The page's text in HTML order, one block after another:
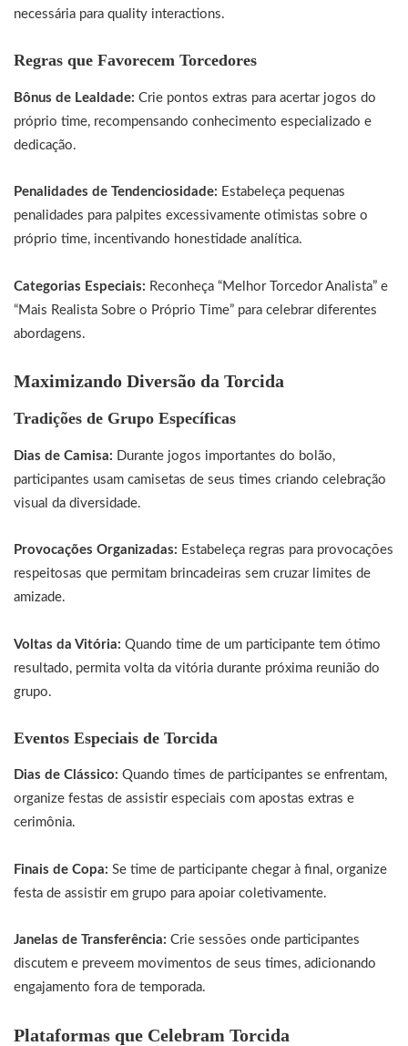
necessária para quality interactions.
Regras que Favorecem Torcedores
Bônus de Lealdade: Crie pontos extras para acertar jogos do
próprio time, recompensando conhecimento especializado e
dedicação.
Penalidades de Tendenciosidade: Estabeleça pequenas
penalidades para palpites excessivamente otimistas sobre o
próprio time, incentivando honestidade analítica.
Categorias Especiais: Reconheça “Melhor Torcedor Analista” e
“Mais Realista Sobre o Próprio Time” para celebrar diferentes
abordagens.
Maximizando Diversão da Torcida
Tradições de Grupo Específicas
Dias de Camisa: Durante jogos importantes do bolão,
participantes usam camisetas de seus times criando celebração
visual da diversidade.
Provocações Organizadas: Estabeleça regras para provocações
respeitosas que permitam brincadeiras sem cruzar limites de
amizade.
Voltas da Vitória: Quando time de um participante tem ótimo
resultado, permita volta da vitória durante próxima reunião do
grupo.
Eventos Especiais de Torcida
Dias de Clássico: Quando times de participantes se enfrentam,
organize festas de assistir especiais com apostas extras e
cerimônia.
Finais de Copa: Se time de participante chegar à final, organize
festa de assistir em grupo para apoiar coletivamente.
Janelas de Transferência: Crie sessões onde participantes
discutem e preveem movimentos de seus times, adicionando
engajamento fora de temporada.
Plataformas que Celebram Torcida